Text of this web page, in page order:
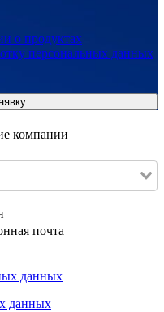
о продуктах
персональных данных
компании
почта
данных
данных